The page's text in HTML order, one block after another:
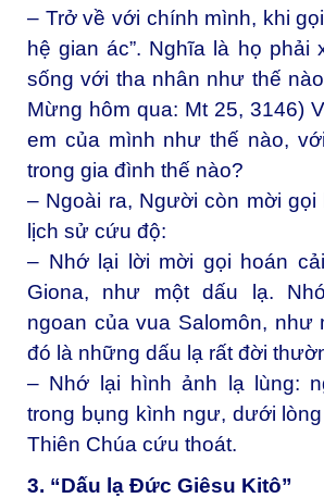
– Trở về với chính mình, khi
hệ gian ác”. Nghĩa là họ phải
sống với tha nhân như thế
Mừng hôm qua: Mt 25, 3146)
em của mình như thế nào,
trong gia đình thế nào?
– Ngoài ra, Người còn mời gọi
lịch sử cứu độ:
– Nhớ lại lời mời gọi hoán
Giona, như một dấu lạ.
ngoan của vua Salomôn, như
đó là những dấu lạ rất đời
– Nhớ lại hình ảnh lạ lùng:
trong bụng kình ngư, dưới
Thiên Chúa cứu thoát.
3. “Dấu lạ Đức Giêsu Kitô”